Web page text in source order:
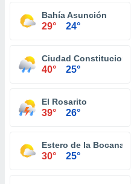
Bahía Asunción
29° 24°
Ciudad Constitucion
40° 25°
El Rosarito
39° 26°
Estero de la Bocana
30° 25°